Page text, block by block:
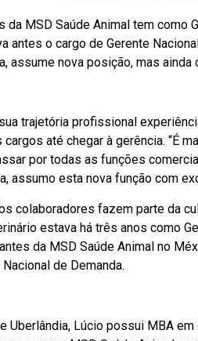
MSD Saúde Animal tem
antes o cargo de Gerente
nova posição, mas ainda
trajetória profissional
até chegar à gerência. “É
por todas as funções
assumo esta nova função com
colaboradores fazem parte da
estava há três anos como
da MSD Saúde Animal no
de Demanda.
Lúcio possui MBA